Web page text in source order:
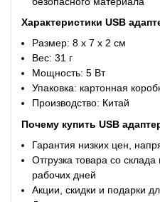
Характеристики USB
Размер: 8 х 7 х 2 см
Вес: 31 г
Мощность: 5 Вт
Упаковка: картонная
Производство: Китай
Почему купить USB
Гарантия низких цен,
Отгрузка товара со
рабочих дней
Акции, скидки и подарки